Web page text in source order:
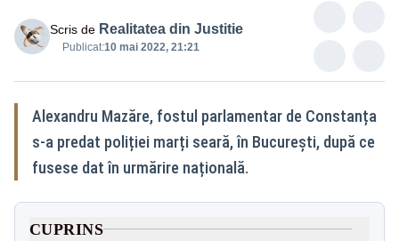
Scris de Realitatea din Justitie
Publicat:10 mai 2022, 21:21
Alexandru Mazăre, fostul parlamentar de Constanța
s-a predat poliției marți seară, în București, după ce
fusese dat în urmărire națională.
CUPRINS